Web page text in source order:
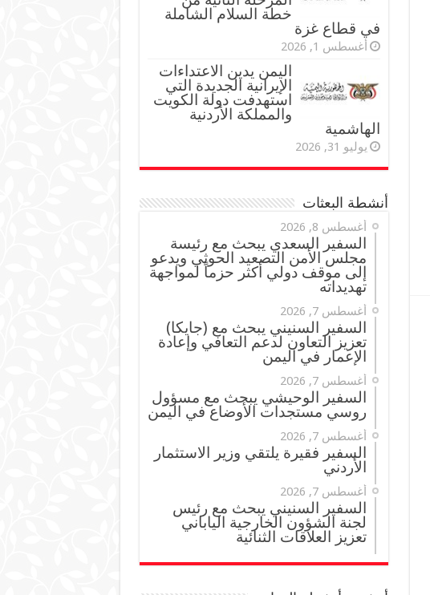
خطة السلام الشاملة
في قطاع غزة
أغسطس 1, 2026
اليمن يدين الاعتداءات
الإيرانية الجديدة التي
استهدفت دولة الكويت
والمملكة الأردنية
الهاشمية
يوليو 31, 2026
أنشطة البعثات
أغسطس 8, 2026
السفير السعدي يبحث مع رئيسة
مجلس الأمن التصعيد الحوثي ويدعو
إلى موقف دولي أكثر حزماً لمواجهة
تهديداته
أغسطس 7, 2026
السفير السنيني يبحث مع (جايكا)
تعزيز التعاون لدعم التعافي وإعادة
الإعمار في اليمن
أغسطس 7, 2026
السفير الوحيشي يبحث مع مسؤول
روسي مستجدات الأوضاع في اليمن
أغسطس 7, 2026
السفير فقيرة يلتقي وزير الاستثمار
الأردني
أغسطس 7, 2026
السفير السنيني يبحث مع رئيس
لجنة الشؤون الخارجية الياباني
تعزيز العلاقات الثنائية